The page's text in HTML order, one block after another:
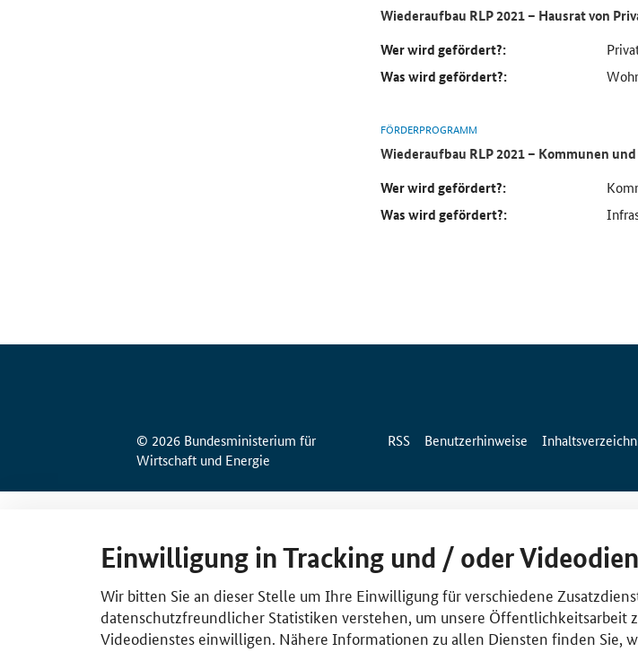
Wiederaufbau RLP 2021 – Hausrat von
Wer wird gefördert?:
Was wird gefördert?:
FÖRDERPROGRAMM
Wiederaufbau RLP 2021 – Kommunen
Wer wird gefördert?:
Was wird gefördert?:
© 2026 Bundesministerium für
Wirtschaft und Energie
RSS Benutzerhinweise
Einwilligung in Tracking und / oder
Wir bitten Sie an dieser Stelle um Ihre Einwilligung für verschiedene
datenschutzfreundlicher Statistiken verstehen, um unsere Öffentlichkeitsarbeit
Videodienstes einwilligen. Nähere Informationen zu allen Diensten finden Sie,